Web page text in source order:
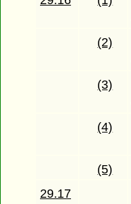
(2)
(3)
(4)
(5)
29.17